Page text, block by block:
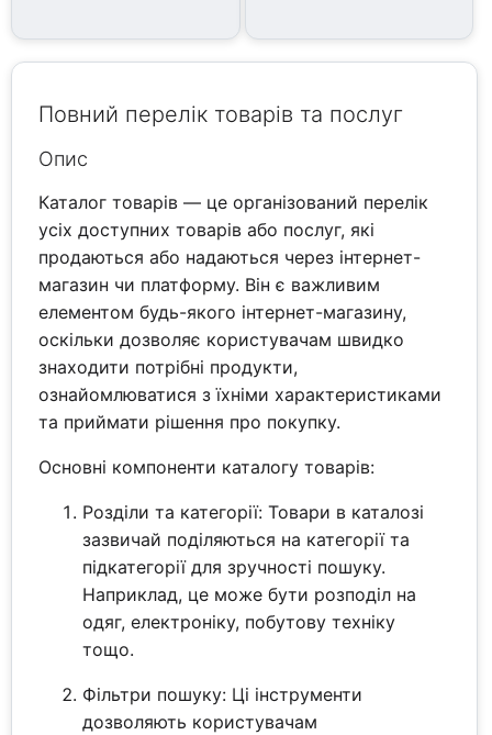
Повний перелік товарів та послуг
Опис
Каталог товарів — це організований перелік
усіх доступних товарів або послуг, які
продаються або надаються через інтернет-
магазин чи платформу. Він є важливим
елементом будь-якого інтернет-магазину,
оскільки дозволяє користувачам швидко
знаходити потрібні продукти,
ознайомлюватися з їхніми характеристиками
та приймати рішення про покупку.
Основні компоненти каталогу товарів:
Розділи та категорії: Товари в каталозі
зазвичай поділяються на категорії та
підкатегорії для зручності пошуку.
Наприклад, це може бути розподіл на
одяг, електроніку, побутову техніку
тощо.
Фільтри пошуку: Ці інструменти
дозволяють користувачам